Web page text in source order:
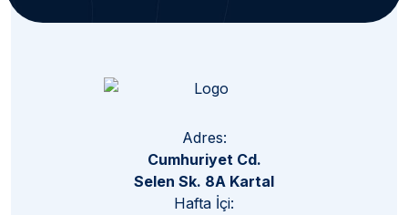
Adres:
Cumhuriyet Cd.
Selen Sk. 8A Kartal
Hafta İçi: